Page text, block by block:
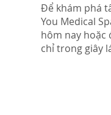
Để khám phá
You Medical
hôm nay hoặc
chỉ trong giây